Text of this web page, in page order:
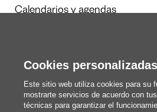
Calendarios y agendas
Redacción
Estos somos
Cookies personalizadas
Este sitio web utiliza cookies para su
mostrarte servicios de acuerdo con
técnicas para garantizar el